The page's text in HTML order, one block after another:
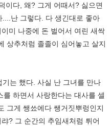
이다, 왜? 그게 어때서? 싫으면
난 그렇다. 다 생긴대로 좋아
미 나중에 돈 벌어서 여린 새싹
상추처럼 졸졸이 심어놓고 살지
는 했다. 사실 난 그녀를 만나
하면서 사랑한다는 대사를 셀
그게 쌩쑈에다 쌩거짓뿌렁인지
? 그 순간의 추임새처럼 튀어